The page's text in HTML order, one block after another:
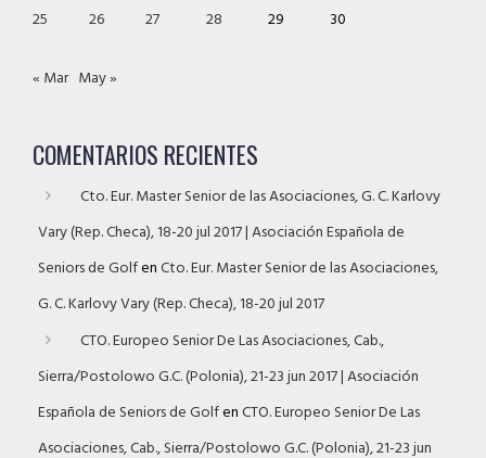
25
26 27 28 29 30
« Mar May »
COMENTARIOS RECIENTES
Cto. Eur. Master Senior de las Asociaciones, G. C. Karlovy
Vary (Rep. Checa), 18-20 jul 2017 | Asociación Española de
Seniors de GolfenCto. Eur. Master Senior de las Asociaciones,
G. C. Karlovy Vary (Rep. Checa), 18-20 jul 2017
CTO. Europeo Senior De Las Asociaciones, Cab.,
Sierra/Postolowo G.C. (Polonia), 21-23 jun 2017 | Asociación
Española de Seniors de GolfenCTO. Europeo Senior De Las
Asociaciones, Cab., Sierra/Postolowo G.C. (Polonia), 21-23 jun